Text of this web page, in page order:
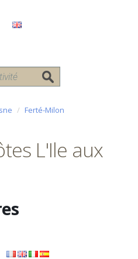
Ferté-Milon
L'Ile aux